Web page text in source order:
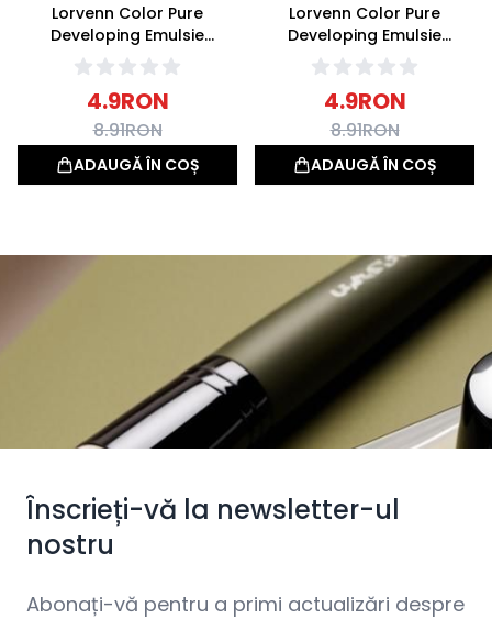
Lorvenn Color Pure
Developing Emulsie
activatoare de culoare 4%
Fara Amoniac 100ml
4.9RON
8.91RON
ADAUGĂ ÎN COȘ
Lorvenn Color Pure
Developing Emulsie
activatoare de culoare 6%
Fara Amoniac 100ml
4.9RON
8.91RON
ADAUGĂ ÎN COȘ
Înscrieți-vă la newsletter-ul
nostru
Abonați-vă pentru a primi actualizări despre